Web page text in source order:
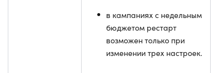
в кампаниях с недельным
бюджетом рестарт
возможен только при
изменении трех настроек.